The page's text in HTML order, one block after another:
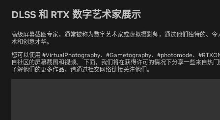
DLSS 和 RTX 数字艺术家展示
高级屏幕截图专家，通常被称为数字艺术家或虚拟摄影师，通过他们独特的、
术和创意才华。
您可以使用 #VirtualPhotography、#Gametography、#photomode、
自社区的屏幕截图和视频。 下面，我们将在获得许可的情况下分享一些来自热
了解他们的更多作品，请通过社交网络链接关注他们。